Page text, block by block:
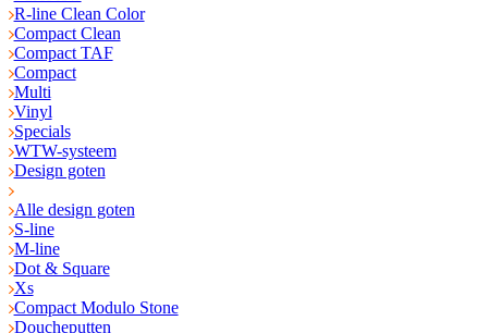
R-line Clean Color
Compact Clean
Compact TAF
Compact
Multi
Vinyl
Specials
WTW-systeem
Design goten
Alle design goten
S-line
M-line
Dot & Square
Xs
Compact Modulo Stone
Doucheputten